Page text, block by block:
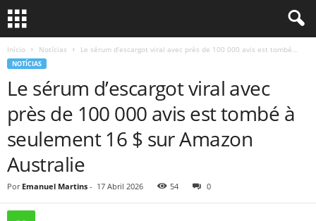
Início Notícias Le sérum d’escargot viral avec près de 100 000 avis est tombé...
NOTÍCIAS
Le sérum d’escargot viral avec
près de 100 000 avis est tombé à
seulement 16 $ sur Amazon
Australie
Por Emanuel Martins - 17 Abril 2026 54 0